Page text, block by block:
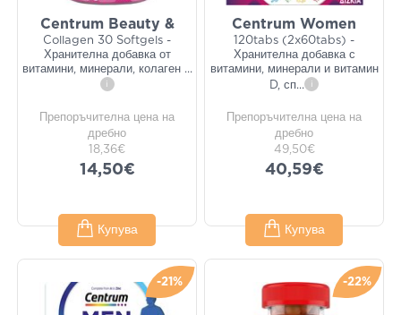
Centrum Beauty &
Collagen 30 Softgels -
Хранителна добавка от
витамини, минерали, колаген ...
i
Препоръчителна цена на
дребно
18,36€
14,50€
Купува
Centrum Women
120tabs (2x60tabs) -
Хранителна добавка с
витамини, минерали и витамин
D, сп... i
Препоръчителна цена на
дребно
49,50€
40,59€
Купува
-21% -22%